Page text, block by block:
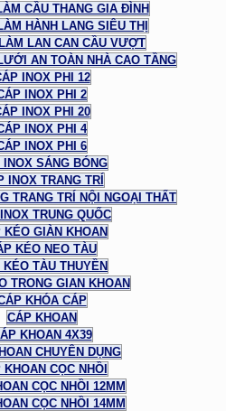
CẦU THANG GIA ĐÌNH
HÀNH LANG SIÊU THỊ
LAN CAN CẦU VƯỢT
AN TOÀN NHÀ CAO TẦNG
INOX PHI 12
INOX PHI 2
INOX PHI 20
INOX PHI 4
INOX PHI 6
INOX SÁNG BÓNG
INOX TRANG TRÍ
TRANG TRÍ NỘI NGOẠI THẤT
TRUNG QUỐC
KÉO GIÀN KHOAN
KÉO NEO TÀU
KÉO TÀU THUYỀN
TRONG GIAN KHOAN
KHÓA CÁP
CÁP KHOAN
KHOAN 4X39
CHUYÊN DỤNG
KHOAN CỌC NHỒI
CỌC NHỒI 12MM
CỌC NHỒI 14MM